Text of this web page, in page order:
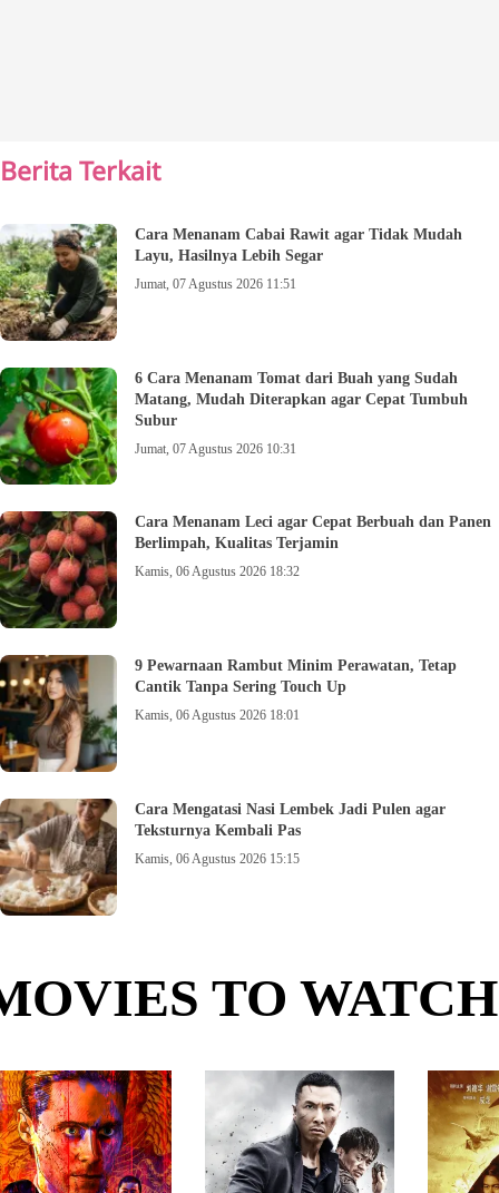
Berita Terkait
Cara Menanam Cabai Rawit agar Tidak Mudah
Layu, Hasilnya Lebih Segar
Jumat, 07 Agustus 2026 11:51
6 Cara Menanam Tomat dari Buah yang Sudah
Matang, Mudah Diterapkan agar Cepat Tumbuh
Subur
Jumat, 07 Agustus 2026 10:31
Cara Menanam Leci agar Cepat Berbuah dan Panen
Berlimpah, Kualitas Terjamin
Kamis, 06 Agustus 2026 18:32
9 Pewarnaan Rambut Minim Perawatan, Tetap
Cantik Tanpa Sering Touch Up
Kamis, 06 Agustus 2026 18:01
Cara Mengatasi Nasi Lembek Jadi Pulen agar
Teksturnya Kembali Pas
Kamis, 06 Agustus 2026 15:15
TO WATCH